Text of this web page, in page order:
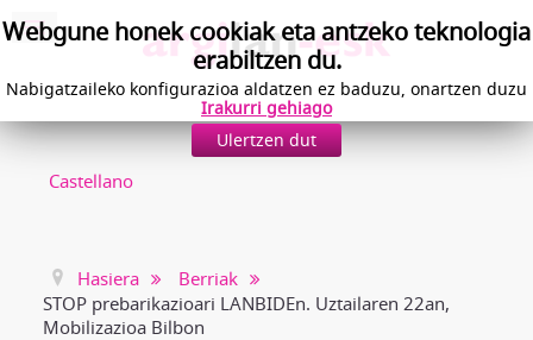
Castellano
Hasiera
Berriak
STOP prebarikazioari LANBIDEn. Uztailaren 22an,
Mobilizazioa Bilbon
Webgune honek cookiak eta antzeko teknologia
erabiltzen du.
Nabigatzaileko konfigurazioa aldatzen ez baduzu, onartzen duzu
Irakurri gehiago
Ulertzen dut